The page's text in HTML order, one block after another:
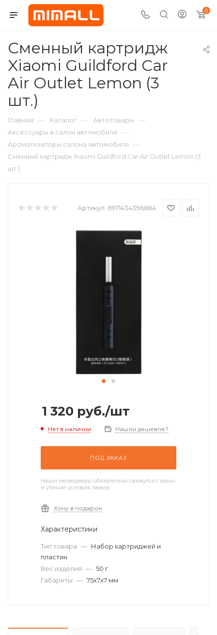
0
Сменный картридж
Xiaomi Guildford Car
Air Outlet Lemon (3
шт.)
Главная — Каталог — Автотовары —
Аксессуары в салон автомобиля —
Ароматизаторы салона автомобиля —
Сменный картридж Xiaomi Guildford Car Air Outlet Lemon (3
шт.)
Артикул: 6971434396684
1 320 руб./шт
Нет в наличии Нашли дешевле?
ПОД ЗАКАЗ
Наши менеджеры обязательно свяжутся с вами
и уточнят условия заказа
Хочу в подарок
Характеристики
Тип товара — Набор картриджей и
пластин
Вес изделия — 50 г
Габариты — 75х7x7 мм